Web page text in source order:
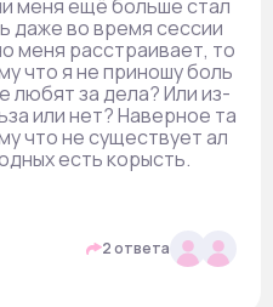
меня ещё больше стал
даже во время сессии
меня расстраивает, то
что я не приношу боль
любят за дела? Или из-
или нет? Наверное та
что не существует ал
есть корысть.
2 ответа